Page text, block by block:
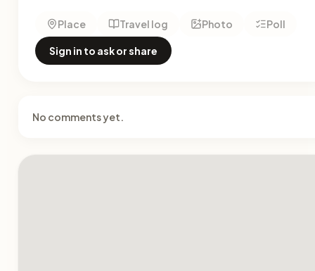
Place Travel log Photo Poll
Sign in to ask or share
No comments yet.